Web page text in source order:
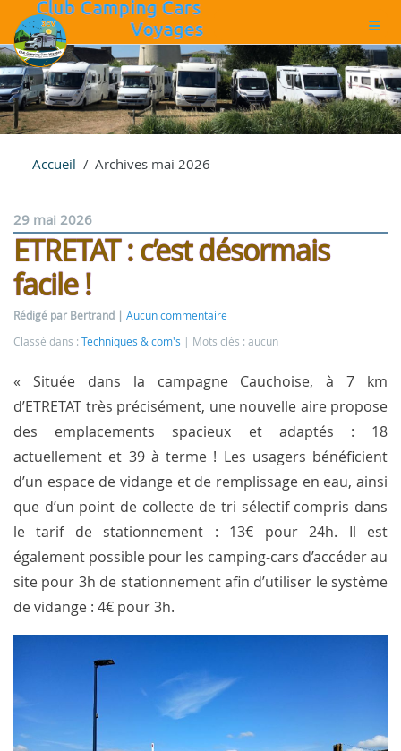
Accueil Archives mai 2026
29 mai 2026
ETRETAT : c’est désormais
facile !
Rédigé par Bertrand
Aucun commentaire
Classé dans : Techniques & com's Mots clés : aucun
« Située dans la campagne Cauchoise, à 7 km
d’ETRETAT très précisément, une nouvelle aire propose
des emplacements spacieux et adaptés : 18
actuellement et 39 à terme ! Les usagers bénéficient
d’un espace de vidange et de remplissage en eau, ainsi
que d’un point de collecte de tri sélectif compris dans
le tarif de stationnement : 13€ pour 24h. Il est
également possible pour les camping-cars d’accéder au
site pour 3h de stationnement afin d’utiliser le système
de vidange : 4€ pour 3h.